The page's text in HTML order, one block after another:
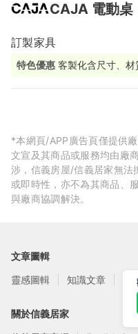
CAJA 電動桌
訂製家具
特色優惠 客製化含尺寸、
*本網頁/APP廣告頁僅提供
文宣及其商品或服務均由廠
涉，信義房屋/信義居家無法
或即時性，亦不為其商品、
與廠商協調解決。
文章圖輯
靈感圖輯
知識文章
關於信義居家